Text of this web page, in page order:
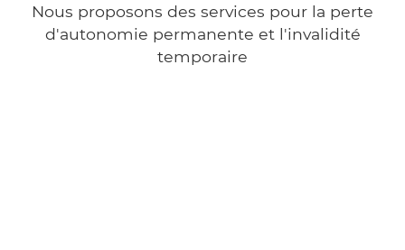
Nous proposons des services pour la perte
d'autonomie permanente et l'invalidité
temporaire